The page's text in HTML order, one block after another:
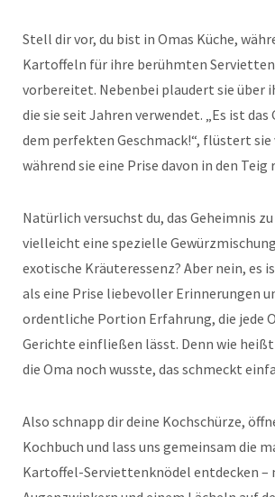
Stell dir vor, du bist in Omas Küche,
Kartoffeln für ihre berühmten
vorbereitet. Nebenbei plaudert sie über
die sie seit Jahren verwendet. „Es ist
dem perfekten Geschmack!“, flüstert sie
während sie eine Prise davon in den Teig
Natürlich versuchst du, das Geheimnis
vielleicht eine spezielle
exotische Kräuteressenz? Aber nein, es
als eine Prise liebevoller Erinnerungen
ordentliche Portion Erfahrung, die jede
Gerichte einfließen lässt. Denn wie heißt
die Oma noch wusste, das schmeckt
Also schnapp dir deine Kochschürze,
Kochbuch und lass uns gemeinsam die
Kartoffel-Serviettenknödel entdecken –